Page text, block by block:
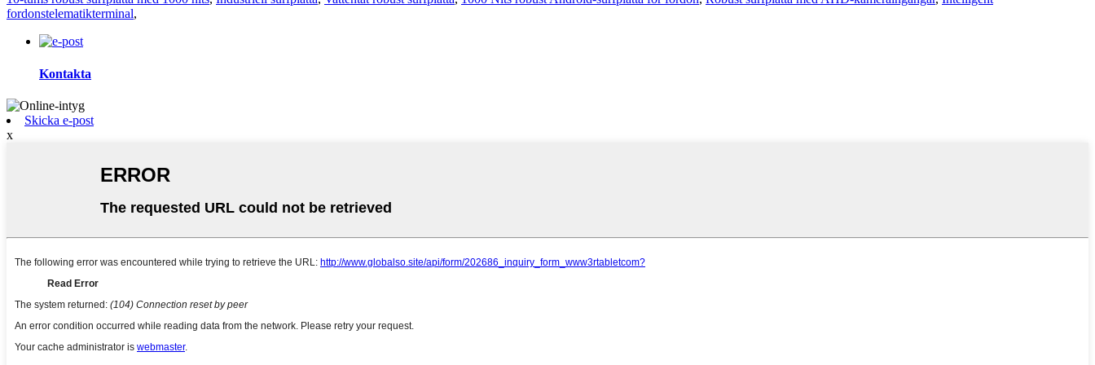
fordonstelematikterminal,
Kontakta
Skicka e-post
x